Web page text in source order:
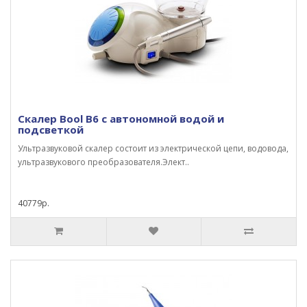
Скалер Bool B6 с автономной водой и
подсветкой
Ультразвуковой скалер состоит из электрической цепи, водовода,
ультразвукового преобразователя.Элект..
40779р.